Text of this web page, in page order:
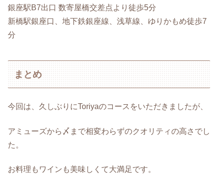
銀座駅B7出口 数寄屋橋交差点より徒歩5分
新橋駅銀座口、地下鉄銀座線、浅草線、ゆりかもめ徒歩7
分
まとめ
今回は、久しぶりにToriyaのコースをいただきましたが、
アミューズから〆まで相変わらずのクオリティの高さでし
た。
お料理もワインも美味しくて大満足です。